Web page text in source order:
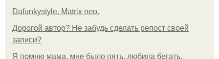
Dafunkystyle. Matrix neo.
Дорогой автор? Не забудь сделать репост своей
записи?
Я помню мама, мне было пять, любила бегать,